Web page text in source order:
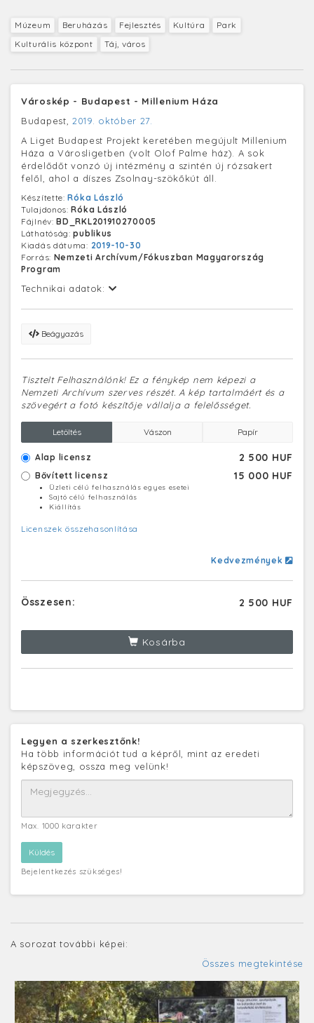
Múzeum Beruházás Fejlesztés Kultúra
Park
Kulturális központ
Táj, város
Városkép - Budapest - Millenium Háza
Budapest, 2019. október 27.
A Liget Budapest Projekt keretében megújult Millenium
Háza a Városligetben (volt Olof Palme ház). A sok
érdelődőt vonzó új intézmény a szintén új rózsakert
felől, ahol a díszes Zsolnay-szökőkút áll.
Készítette:Róka László
Tulajdonos:Róka László
Fájlnév:BD_RKL201910270005
Láthatóság:publikus
Kiadás dátuma: 2019-10-30
Forrás: Nemzeti Archívum/Fókuszban Magyarország
Program
Technikai adatok:
Beágyazás
Tisztelt Felhasználónk! Ez a fénykép nem képezi a
Nemzeti Archívum szerves részét. A kép tartalmáért és a
szövegért a fotó készítője vállalja a felelősséget.
Letöltés Vászon Papír
Alap licensz 2 500 HUF
Bővített licensz 15 000 HUF
Üzleti célú felhasználás egyes esetei
Sajtó célú felhasználás
Kiállítás
Licenszek összehasonlítása
Kedvezmények
Összesen: 2 500 HUF
Kosárba
Legyen a szerkesztőnk!
Ha több információt tud a képről, mint az eredeti
képszöveg, ossza meg velünk!
Max. 1000 karakter
Bejelentkezés szükséges!
A sorozat további képei:
Összes megtekintése